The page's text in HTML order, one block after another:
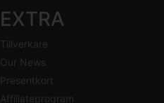
EXTRA
Tillverkare
Our News
Presentkort
Affiliateprogram